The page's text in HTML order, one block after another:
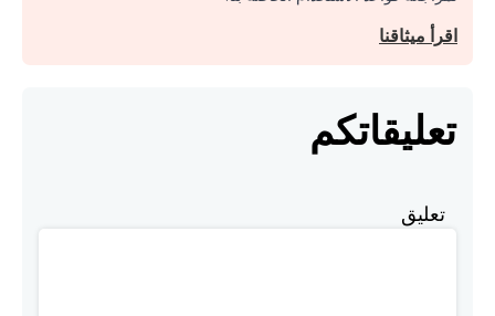
اقرأ ميثاقنا
تعليقاتكم
تعليق